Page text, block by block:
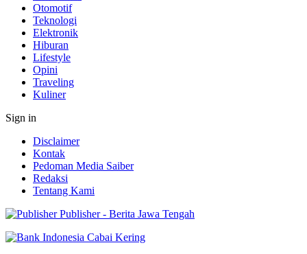
Otomotif
Teknologi
Elektronik
Hiburan
Lifestyle
Opini
Traveling
Kuliner
Sign in
Disclaimer
Kontak
Pedoman Media Saiber
Redaksi
Tentang Kami
Publisher - Berita Jawa Tengah